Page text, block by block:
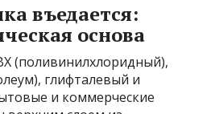
въедается:
основа
(поливинилхлоридный),
глифталевый и
и коммерческие